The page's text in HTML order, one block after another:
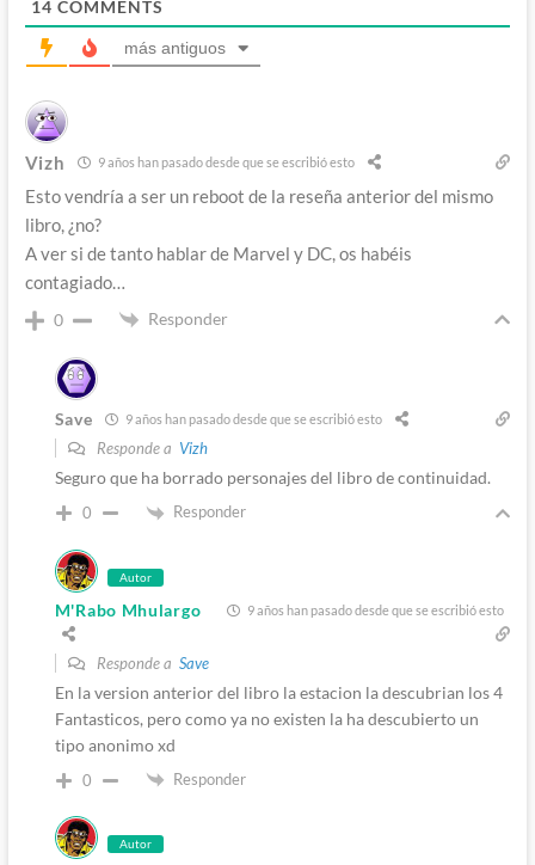
14 COMMENTS
más antiguos
Vizh 9 años han pasado desde que se escribió esto
Esto vendría a ser un reboot de la reseña anterior del mismo
libro, ¿no?
A ver si de tanto hablar de Marvel y DC, os habéis
contagiado…
0 Responder
Save 9 años han pasado desde que se escribió esto
Responde a Vizh
Seguro que ha borrado personajes del libro de continuidad.
0 Responder
Autor
M'Rabo Mhulargo 9 años han pasado desde que se escribió esto
Responde a Save
En la version anterior del libro la estacion la descubrian los 4
Fantasticos, pero como ya no existen la ha descubierto un
tipo anonimo xd
0 Responder
Autor